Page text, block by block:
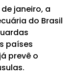
janeiro, a
do Brasil
países
prevê o